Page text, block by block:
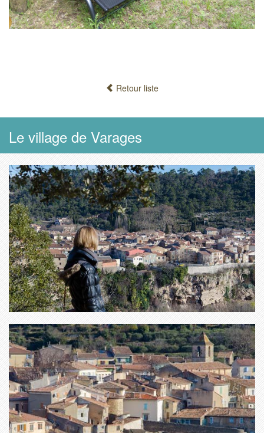
Retour liste
Le village de Varages